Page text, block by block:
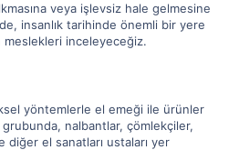
veya işlevsiz hale gelmesine
insanlık tarihinde önemli bir yere
inceleyeceğiz.
yöntemlerle el emeği ile ürünler
nalbantlar, çömlekçiler,
diğer el sanatları ustaları yer